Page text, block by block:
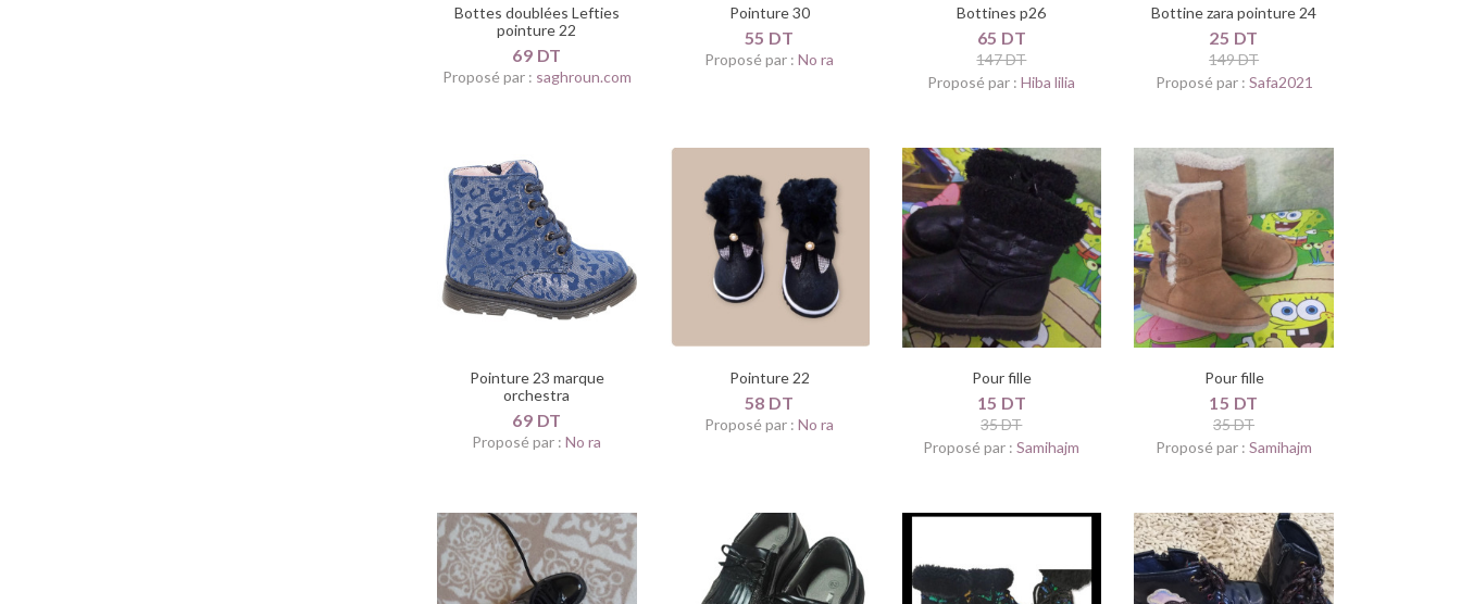
Bottes doublées Lefties
pointure 22
69 DT
Proposé par : saghroun.com
Pointure 30
55 DT
Proposé par :No ra
Bottines p26
65 DT
147 DT
Proposé par :Hiba lilia
Bottine zara pointure 24
25 DT
149 DT
Proposé par : Safa2021
Pointure 23 marque
orchestra
69 DT
Proposé par :No ra
Pointure 22
58 DT
Proposé par :No ra
Pour fille
15 DT
35 DT
Proposé par :Samihajm
Pour fille
15 DT
35 DT
Proposé par :Samihajm